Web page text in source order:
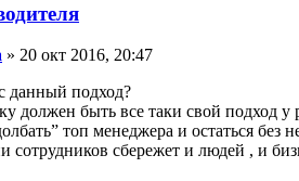
» 20 окт 2016, 20:47
данный подход?
должен быть все таки свой подход
топ менеджера и остаться без
сбережет и людей , и